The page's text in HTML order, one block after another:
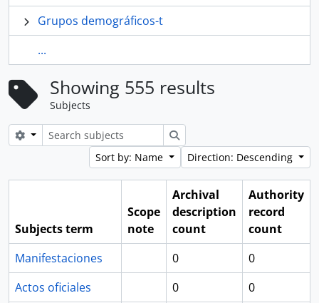
Grupos demográficos-t
...
Showing 555 results
Subjects
Search options
Search
Sort by: Name
Direction: Descending
Subjects term
Scope
note
Archival
description
count
Authority
record
count
Manifestaciones
0
0
Actos oficiales
0
0